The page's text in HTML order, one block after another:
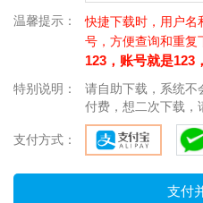
温馨提示：
快捷下载时，用户名
号，方便查询和重复
123，账号就是123
特别说明：
请自助下载，系统不
付费，想二次下载，
支付方式：